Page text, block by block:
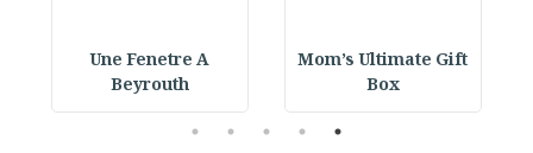
Mom’s Ultimate Gift
Box
Une Fenetre A
Beyrouth
1
2
3
4
5